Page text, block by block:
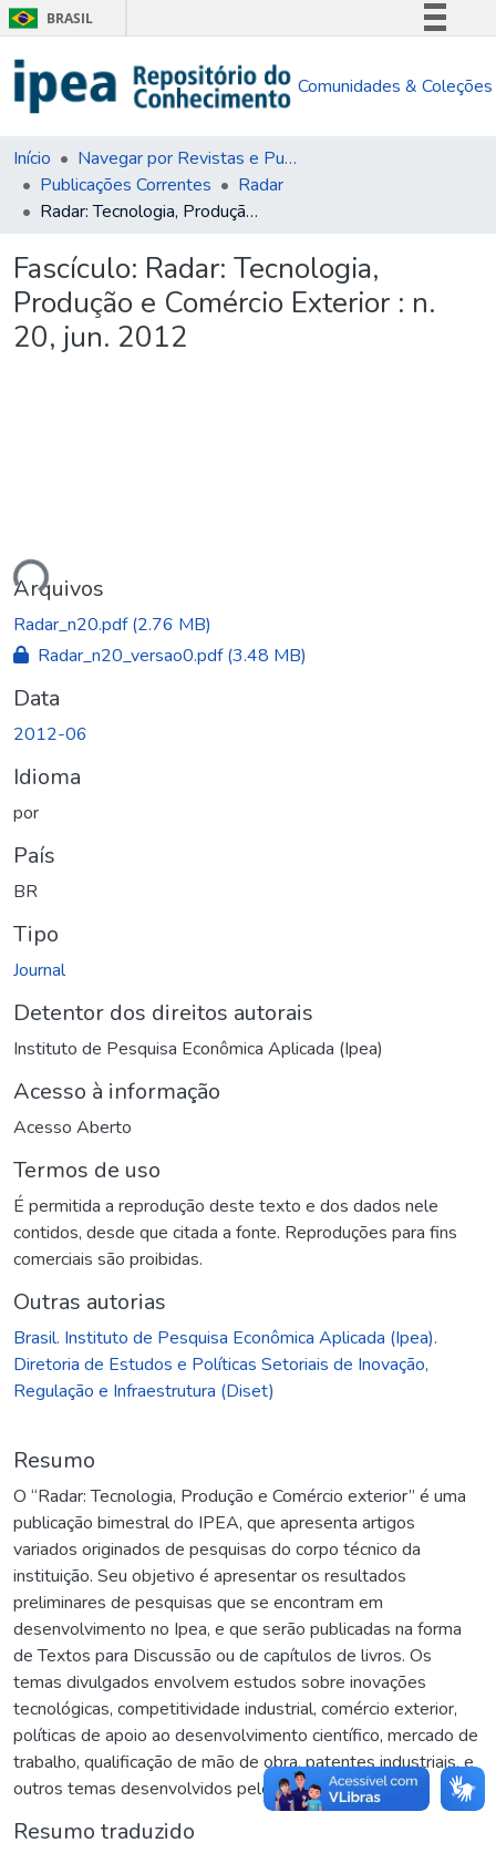
BRASIL
Comunica BR
Comunidades & Coleções
Início
Navegar por Revistas e Publicações Seriadas
Publicações Correntes
Radar
Radar: Tecnologia, Produção e Comércio Exterior : n. 20, jun. 2012
Fascículo: Radar: Tecnologia,
Produção e Comércio Exterior : n.
20, jun. 2012
Arquivos
Radar_n20.pdf(2.76 MB)
Radar_n20_versao0.pdf(3.48 MB)
Data
2012-06
Idioma
por
País
BR
Tipo
Journal
Detentor dos direitos autorais
Instituto de Pesquisa Econômica Aplicada (Ipea)
Acesso à informação
Acesso Aberto
Termos de uso
É permitida a reprodução deste texto e dos dados nele
contidos, desde que citada a fonte. Reproduções para fins
comerciais são proibidas.
Outras autorias
Brasil. Instituto de Pesquisa Econômica Aplicada (Ipea).
Diretoria de Estudos e Políticas Setoriais de Inovação,
Regulação e Infraestrutura (Diset)
Resumo
O “Radar: Tecnologia, Produção e Comércio exterior” é uma
publicação bimestral do IPEA, que apresenta artigos
variados originados de pesquisas do corpo técnico da
instituição. Seu objetivo é apresentar os resultados
preliminares de pesquisas que se encontram em
desenvolvimento no Ipea, e que serão publicadas na forma
de Textos para Discussão ou de capítulos de livros. Os
temas divulgados envolvem estudos sobre inovações
tecnológicas, competitividade industrial, comércio exterior,
políticas de apoio ao desenvolvimento científico, mercado de
trabalho, qualificação de mão de obra, patentes industriais, e
outros temas desenvolvidos pelo IPEA.
Resumo traduzido